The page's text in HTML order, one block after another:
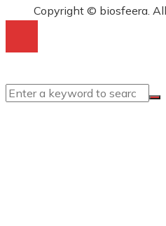
Copyright © biosfeera.